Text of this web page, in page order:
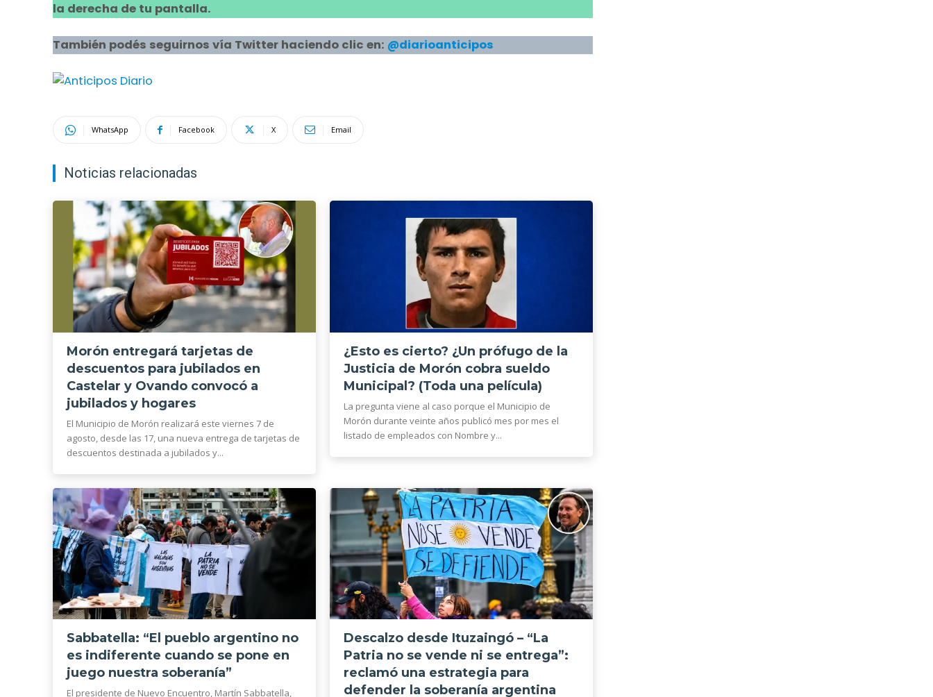
la derecha de tu pantalla.
También podés seguirnos vía Twitter haciendo clic en: @diarioanticipos
WhatsApp Facebook X Email
Noticias relacionadas
Morón entregará tarjetas de
descuentos para jubilados en
Castelar y Ovando convocó a
jubilados y hogares
El Municipio de Morón realizará este viernes 7 de
agosto, desde las 17, una nueva entrega de tarjetas de
descuentos destinada a jubilados y...
¿Esto es cierto? ¿Un prófugo de la
Justicia de Morón cobra sueldo
Municipal? (Toda una película)
La pregunta viene al caso porque el Municipio de
Morón durante veinte años publicó mes por mes el
listado de empleados con Nombre y...
Sabbatella: “El pueblo argentino no
es indiferente cuando se pone en
juego nuestra soberanía”
El presidente de Nuevo Encuentro, Martín Sabbatella,
Descalzo desde Ituzaingó – “La
Patria no se vende ni se entrega”:
reclamó una estrategia para
defender la soberanía argentina